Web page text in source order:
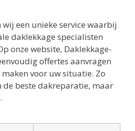
een unieke service waarbij
daklekkage specialisten
onze website, Daklekkage-
offertes aanvragen
maken voor uw situatie. Zo
beste dakreparatie, maar